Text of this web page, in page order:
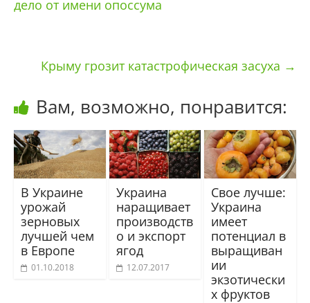
дело от имени опоссума
Крыму грозит катастрофическая засуха →
Вам, возможно, понравится:
В Украине
урожай
зерновых
лучшей чем
в Европе
01.10.2018
Украина
наращивает
производств
о и экспорт
ягод
12.07.2017
Свое лучше:
Украина
имеет
потенциал в
выращиван
ии
экзотически
х фруктов